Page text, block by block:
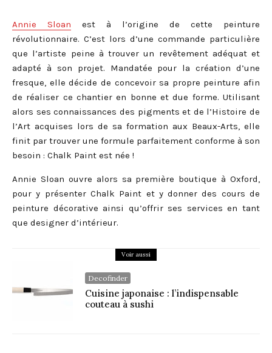
Annie Sloan est à l’origine de cette peinture
révolutionnaire. C’est lors d’une commande particulière
que l’artiste peine à trouver un revêtement adéquat et
adapté à son projet. Mandatée pour la création d’une
fresque, elle décide de concevoir sa propre peinture afin
de réaliser ce chantier en bonne et due forme. Utilisant
alors ses connaissances des pigments et de l’Histoire de
l’Art acquises lors de sa formation aux Beaux-Arts, elle
finit par trouver une formule parfaitement conforme à son
besoin : Chalk Paint est née !
Annie Sloan ouvre alors sa première boutique à Oxford,
pour y présenter Chalk Paint et y donner des cours de
peinture décorative ainsi qu’offrir ses services en tant
que designer d’intérieur.
Voir aussi
Decofinder
Cuisine japonaise : l’indispensable
couteau à sushi